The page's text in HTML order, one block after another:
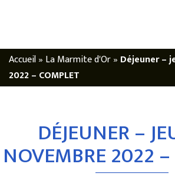
Accueil» La Marmite d'Or» Déjeuner –
2022 – COMPLET
DÉJEUNER –
NOVEMBRE 2022